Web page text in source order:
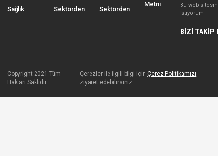
Sağlık
Sektörden
Sektörden
Metni
Bu web
İstiyorum
BİZİ TAKİP
Copyright 2021 Tüm
Hakları Saklıdır.
Çerezler ile ilgili bilgi içinÇerez Politikamızı
ziyaret edebilirsiniz.